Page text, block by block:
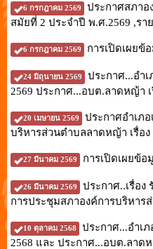
6 กรกฎาคม 2569
ประกาศสภาอ
สมัยที่ 2 ประจำปี พ.ศ.2569 ,ร
6 กรกฎาคม 2569 การเปิดเผยข้
24 มิถุนายน 2569
ประกาศ...อำ
2569 ประกาศ...อบต.ลาดหญ้า
20 เมษายน 2569
ประกาศอำเภ
บริหารส่วนตำบลลาดหญ้า เรื่อ
27 มีนาคม 2569 การเปิดเผยข้
26 มีนาคม 2569
ประกาศ..เรื่อ
การประชุมสภาองค์การบริหา
10 ตุลาคม 2568
ประกาศ...อำเ
2568 และ ประกาศ...อบต.ลาด